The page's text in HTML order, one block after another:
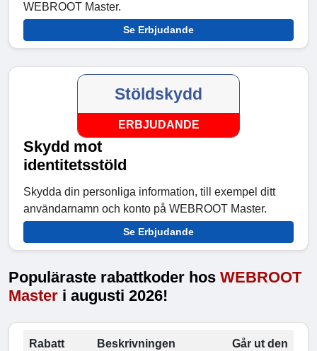
WEBROOT Master.
Se Erbjudande
Stöldskydd
ERBJUDANDE
Skydd mot
identitetsstöld
Skydda din personliga information, till exempel ditt
användarnamn och konto på WEBROOT Master.
Se Erbjudande
Populäraste rabattkoder hos WEBROOT
Master i augusti 2026!
Rabatt
Beskrivningen Går ut den